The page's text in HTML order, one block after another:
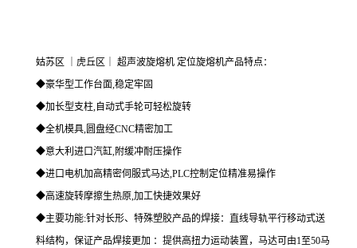
姑苏区 ｜虎丘区｜ 超声波旋熔机 定位旋熔机产品特点：
◆豪华型工作台面,稳定牢固
◆加长型支柱,自动式手轮可轻松旋转
◆全机模具,圆盘经CNC精密加工
◆意大利进口汽缸,附缓冲耐压操作
◆进口电机加高精密伺服式马达,PLC控制定位精准易操作
◆高速旋转摩擦生热原,加工快捷效果好
◆主要功能:针对长形、特殊塑胶产品的焊接：直线导轨平行移动式送
料结构，保证产品焊接更加 ：提供高扭力运动装置，马达可由1至50马